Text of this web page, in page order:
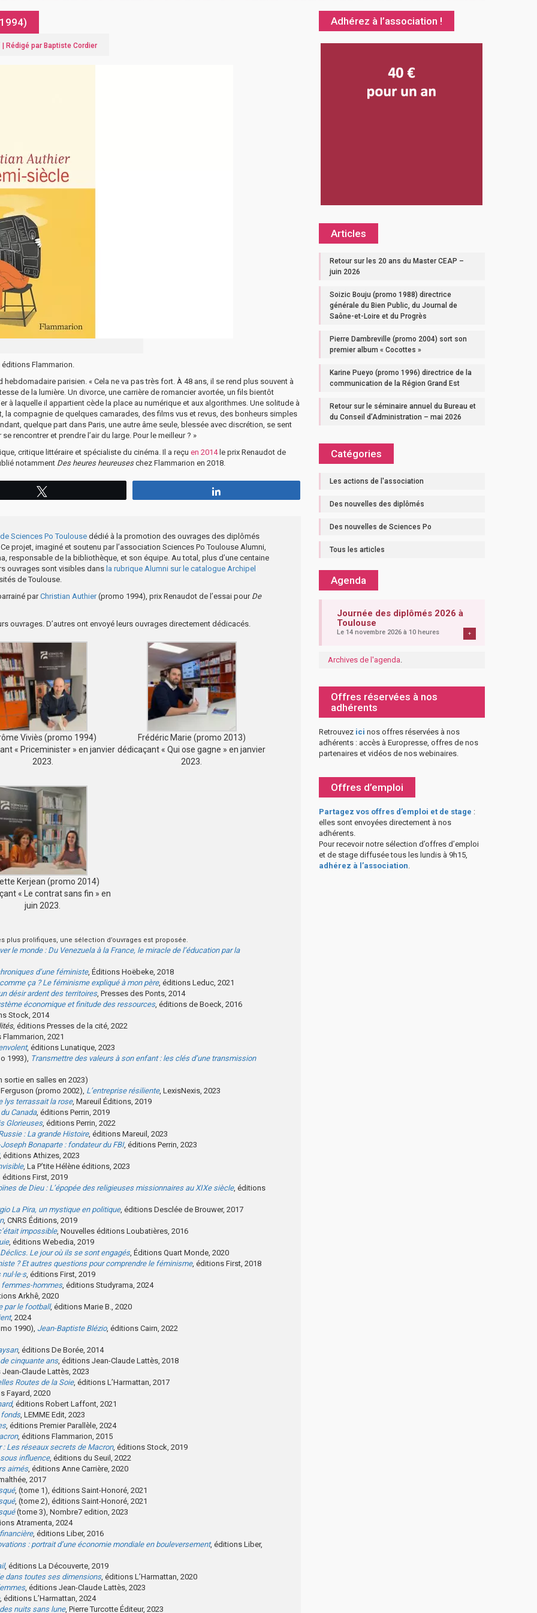
| Rédigé par Baptiste Cordier
Flammarion.
parisien. « Cela ne va pas très fort. À 48 ans, il se rend plus souvent à
de la lumière. Un divorce, une carrière de romancier avortée, un fils bientôt
à laquelle il appartient cède la place au numérique et aux algorithmes. Une solitude à
la compagnie de quelques camarades, des films vus et revus, des bonheurs simples
quelque part dans Paris, une autre âme seule, blessée avec discrétion, se sent
rencontrer et prendre l’air du large. Pour le meilleur ? »
critique littéraire et spécialiste du cinéma. Il a reçu en 2014le prix Renaudot de
notamment Des heures heureuseschez Flammarion en 2018.
Sciences Po Toulouse dédié à la promotion des ouvrages des diplômés
projet, imaginé et soutenu par l’association Sciences Po Toulouse Alumni,
responsable de la bibliothèque, et son équipe. Au total, plus d’une centaine
ouvrages sont visibles dans la rubrique Alumni sur le catalogue Archipel
de Toulouse.
parChristian Authier(promo 1994), prix Renaudot de l’essai pour De
ouvrages. D’autres ont envoyé leurs ouvrages directement dédicacés.
Viviès (promo 1994)
« Priceminister » en janvier
2023.
Frédéric Marie (promo 2013)
dédicaçant « Qui ose gagne » en janvier
2023.
Kerjean (promo 2014)
« Le contrat sans fin » en
juin 2023.
prolifiques, une sélection d’ouvrages est proposée.
le monde : Du Venezuela à la France, le miracle de l’éducation par la
d’une féministe, Éditions Hoëbeke, 2018
ça ? Le féminisme expliqué à mon père, éditions Leduc, 2021
désir ardent des territoires, Presses des Ponts, 2014
économique et finitude des ressources, éditions de Boeck, 2016
Stock, 2014
, éditions Presses de la cité, 2022
2021
, éditions Lunatique, 2023
1993), Transmettre des valeurs à son enfant : les clés d’une transmission
sortie en salles en 2023)
(promo 2002), L’entreprise résiliente, LexisNexis, 2023
lys terrassait la rose, Mareuil Éditions, 2019
Canada, éditions Perrin, 2019
Glorieuses, éditions Perrin, 2022
: La grande Histoire, éditions Mareuil, 2023
Bonaparte : fondateur du FBI, éditions Perrin, 2023
, éditions Athizes, 2023
, La P’tite Hélène éditions, 2023
éditions First, 2019
de Dieu : L’épopée des religieuses missionnaires au XIXe siècle, éditions
La Pira, un mystique en politique, éditions Desclée de Brouwer, 2017
, CNRS Éditions, 2019
impossible, Nouvelles éditions Loubatières, 2016
, éditions Webedia, 2019
Déclics. Le jour où ils se sont engagés, Éditions Quart Monde, 2020
? Et autres questions pour comprendre le féminisme, éditions First, 2018
, éditions First, 2019
femmes-hommes, éditions Studyrama, 2024
Arkhê, 2020
par le football, éditions Marie B., 2020
, 2024
1990), Jean-Baptiste Blézio, éditions Cairn, 2022
, éditions De Borée, 2014
cinquante ans, éditions Jean-Claude Lattès, 2018
Claude Lattès, 2023
Routes de la Soie, éditions L’Harmattan, 2017
Fayard, 2020
, éditions Robert Laffont, 2021
fonds, LEMME Edit, 2023
, éditions Premier Parallèle, 2024
, éditions Flammarion, 2015
: Les réseaux secrets de Macron, éditions Stock, 2019
sous influence, éditions du Seuil, 2022
aimés, éditions Anne Carrière, 2020
2017
, (tome 1), éditions Saint-Honoré, 2021
, (tome 2), éditions Saint-Honoré, 2021
(tome 3), Nombre7 edition, 2023
Atramenta, 2024
, éditions Liber, 2016
: portrait d’une économie mondiale en bouleversement, éditions Liber,
, éditions La Découverte, 2019
dans toutes ses dimensions, éditions L’Harmattan, 2020
, éditions Jean-Claude Lattès, 2023
, éditions L’Harmattan, 2024
nuits sans lune, Pierre Turcotte Éditeur, 2023
Adhérez à l’association !
Articles
Retour sur les 20 ans du Master CEAP –
juin 2026
Soizic Bouju (promo 1988) directrice
générale du Bien Public, du Journal de
Saône-et-Loire et du Progrès
Pierre Dambreville (promo 2004) sort son
premier album « Cocottes »
Karine Pueyo (promo 1996) directrice de la
communication de la Région Grand Est
Retour sur le séminaire annuel du Bureau et
du Conseil d’Administration – mai 2026
Catégories
Les actions de l'association
Des nouvelles des diplômés
Des nouvelles de Sciences Po
Tous les articles
Agenda
Journée des diplômés 2026 à
Toulouse
Le 14 novembre 2026 à 10 heures +
Archives de l'agenda.
Offres réservées à nos
adhérents
Retrouvez ici nos offres réservées à nos
adhérents : accès à Europresse, offres de nos
partenaires et vidéos de nos webinaires.
Offres d’emploi
Partagez vos offres d’emploi et de stage :
elles sont envoyées directement à nos
adhérents.
Pour recevoir notre sélection d’offres d’emploi
et de stage diffusée tous les lundis à 9h15,
adhérez à l’association.